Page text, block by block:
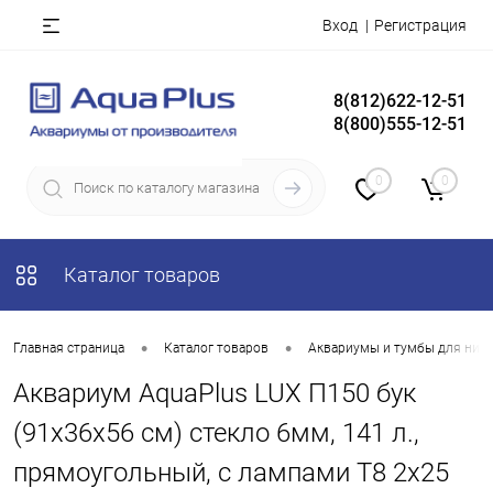
Вход Регистрация
8(812)622-12-51
8(800)555-12-51
0 0
Каталог товаров
Главная страница • Каталог товаров • Аквариумы и тумбы для них
Аквариум AquaPlus LUX П150 бук
(91х36х56 см) стекло 6мм, 141 л.,
прямоугольный, с лампами Т8 2х25